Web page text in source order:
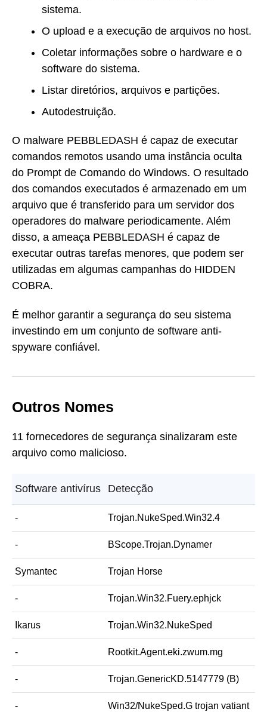
sistema.
O upload e a execução de arquivos no host.
Coletar informações sobre o hardware e o
software do sistema.
Listar diretórios, arquivos e partições.
Autodestruição.
O malware PEBBLEDASH é capaz de executar
comandos remotos usando uma instância oculta
do Prompt de Comando do Windows. O resultado
dos comandos executados é armazenado em um
arquivo que é transferido para um servidor dos
operadores do malware periodicamente. Além
disso, a ameaça PEBBLEDASH é capaz de
executar outras tarefas menores, que podem ser
utilizadas em algumas campanhas do HIDDEN
COBRA.
É melhor garantir a segurança do seu sistema
investindo em um conjunto de software anti-
spyware confiável.
Outros Nomes
11 fornecedores de segurança sinalizaram este
arquivo como malicioso.
Software antivírus Detecção
- Trojan.NukeSped.Win32.4
- BScope.Trojan.Dynamer
Symantec Trojan Horse
- Trojan.Win32.Fuery.ephjck
Ikarus Trojan.Win32.NukeSped
- Rootkit.Agent.eki.zwum.mg
- Trojan.GenericKD.5147779 (B)
- Win32/NukeSped.G trojan vatiant